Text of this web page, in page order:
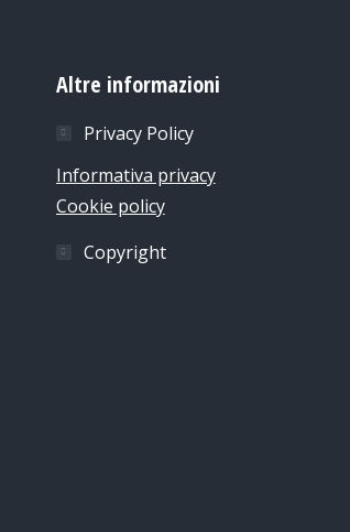
Altre informazioni
Privacy Policy
Informativa privacy
Cookie policy
Copyright